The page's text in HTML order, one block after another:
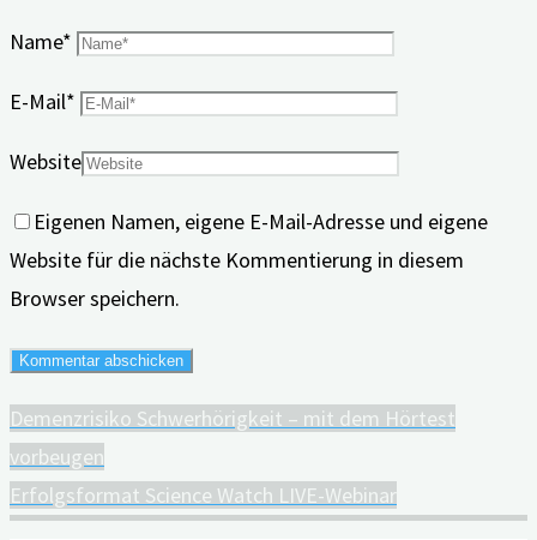
Name*
E-Mail*
Website
Eigenen Namen, eigene E-Mail-Adresse und eigene
Website für die nächste Kommentierung in diesem
Browser speichern.
Demenzrisiko Schwerhörigkeit – mit dem Hörtest
vorbeugen
Erfolgsformat Science Watch LIVE-Webinar